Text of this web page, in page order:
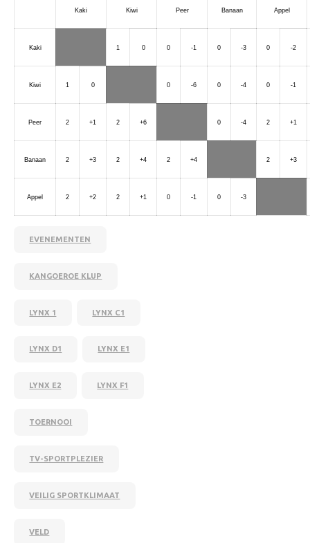
Kaki Kiwi Peer Banaan Appel
Kaki 1 0 0 -1 0 -3 0 -2
Kiwi 1 0 0 -6 0 -4 0 -1
Peer 2 +1 2 +6 0 -4 2 +1
Banaan 2 +3 2 +4 2 +4 2 +3
Appel 2 +2 2 +1 0 -1 0 -3
EVENEMENTEN
KANGOEROE KLUP
LYNX 1 LYNX C1
LYNX D1 LYNX E1
LYNX E2 LYNX F1
TOERNOOI
TV-SPORTPLEZIER
VEILIG SPORTKLIMAAT
VELD